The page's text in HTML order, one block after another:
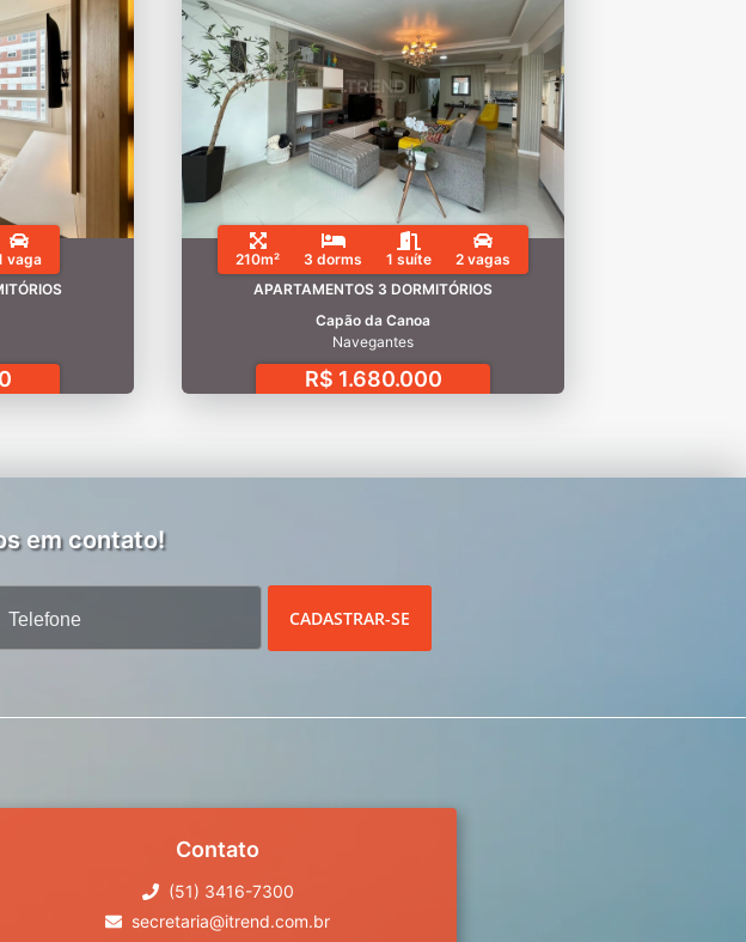
vaga
210m² 3 dorms 1 suíte
2 vagas
APARTAMENTOS 3 DORMITÓRIOS
Capão da Canoa
Navegantes
R$ 1.680.000
em contato!
CADASTRAR-SE
Contato
(51) 3416-7300
secretaria@itrend.com.br